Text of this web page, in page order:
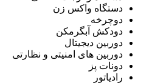
دستگاه واکس زن
دوچرخه
دودکش آبگرمکن
دوربین دیجیتال
دوربین های امنیتی و نظارتی
دونات پز
رادیاتور